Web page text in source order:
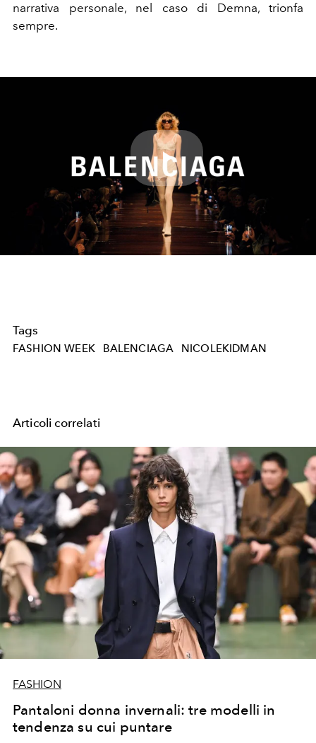
narrativa personale, nel caso di Demna, trionfa
sempre.
Play
Video
Tags
FASHION WEEK BALENCIAGA NICOLEKIDMAN
Articoli correlati
FASHION
Pantaloni donna invernali: tre modelli in
tendenza su cui puntare